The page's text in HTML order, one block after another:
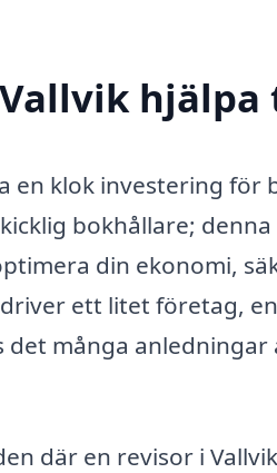
hjälpa
en klok investering för
bokhållare;
din ekonomi,
ett litet företag,
många
där en revisor i